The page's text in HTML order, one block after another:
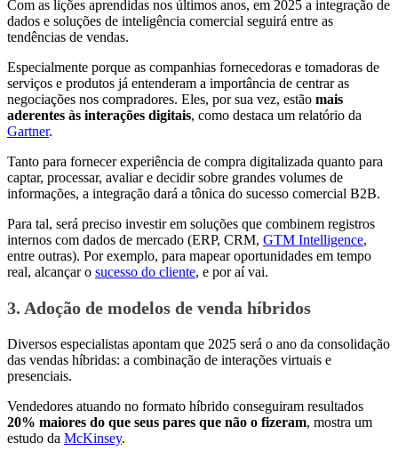
Com as lições aprendidas nos últimos anos, em 2025 a integração de
dados e soluções de inteligência comercial seguirá entre as
tendências de vendas.
Especialmente porque as companhias fornecedoras e tomadoras de
serviços e produtos já entenderam a importância de centrar as
negociações nos compradores. Eles, por sua vez, estão mais
aderentes às interações digitais, como destaca um relatório da
Gartner.
Tanto para fornecer experiência de compra digitalizada quanto para
captar, processar, avaliar e decidir sobre grandes volumes de
informações, a integração dará a tônica do sucesso comercial B2B.
Para tal, será preciso investir em soluções que combinem registros
internos com dados de mercado (ERP, CRM, GTM Intelligence,
entre outras). Por exemplo, para mapear oportunidades em tempo
real, alcançar o sucesso do cliente, e por aí vai.
3. Adoção de modelos de venda híbridos
Diversos especialistas apontam que 2025 será o ano da consolidação
das vendas híbridas: a combinação de interações virtuais e
presenciais.
Vendedores atuando no formato híbrido conseguiram resultados
20% maiores do que seus pares que não o fizeram, mostra um
estudo da McKinsey.